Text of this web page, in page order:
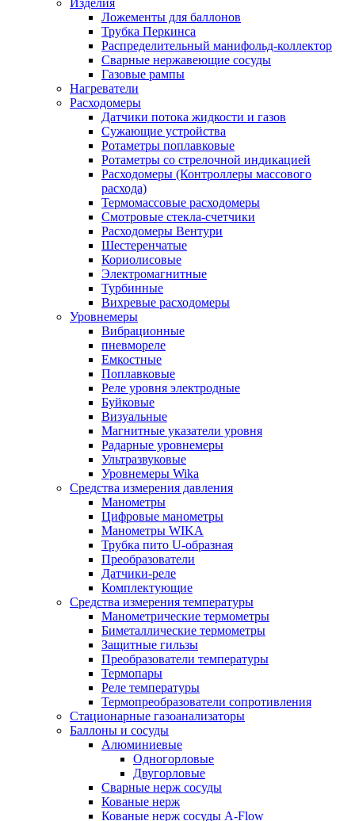
Изделия
Ложементы для баллонов
Трубка Перкинса
Распределительный манифольд-коллектор
Сварные нержавеющие сосуды
Газовые рампы
Нагреватели
Расходомеры
Датчики потока жидкости и газов
Сужающие устройства
Ротаметры поплавковые
Ротаметры со стрелочной индикацией
Расходомеры (Контроллеры массового
расхода)
Термомассовые расходомеры
Смотровые стекла-счетчики
Расходомеры Вентури
Шестеренчатые
Кориолисовые
Электромагнитные
Турбинные
Вихревые расходомеры
Уровнемеры
Вибрационные
пневмореле
Емкостные
Поплавковые
Реле уровня электродные
Буйковые
Визуальные
Магнитные указатели уровня
Радарные уровнемеры
Ультразвуковые
Уровнемеры Wika
Средства измерения давления
Манометры
Цифровые манометры
Манометры WIKA
Трубка пито U-образная
Преобразователи
Датчики-реле
Комплектующие
Средства измерения температуры
Манометрические термометры
Биметаллические термометры
Защитные гильзы
Преобразователи температуры
Термопары
Реле температуры
Термопреобразователи сопротивления
Стационарные газоанализаторы
Баллоны и сосуды
Алюминиевые
Одногорловые
Двугорловые
Сварные нерж сосуды
Кованые нерж
Кованые нерж сосуды A-Flow